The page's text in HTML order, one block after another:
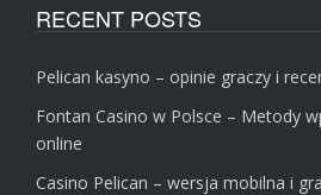
RECENT POSTS
Pelican kasyno – opinie graczy i
Fontan Casino w Polsce – Metody
online
Casino Pelican – wersja mobilna i